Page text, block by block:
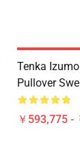
Tenka
Pullover
￥593,775 -